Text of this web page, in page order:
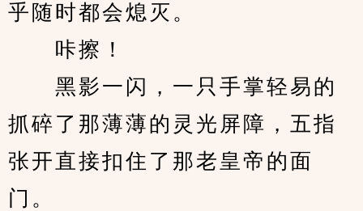
乎随时都会熄灭。
咔擦！
黑影一闪，一只手掌轻易的
抓碎了那薄薄的灵光屏障，五指
张开直接扣住了那老皇帝的面
门。